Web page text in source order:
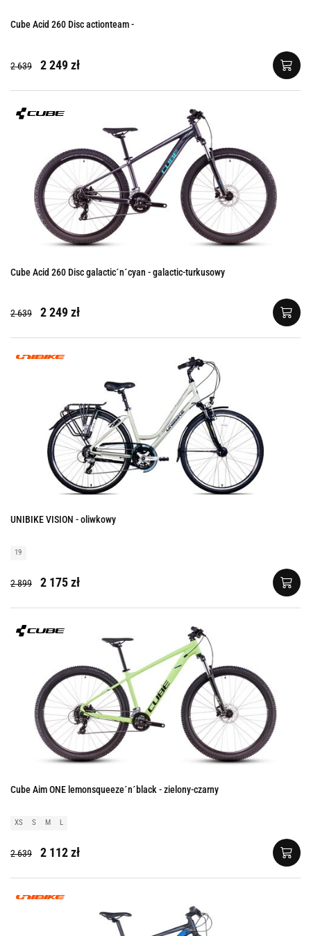
Cube Acid 260 Disc actionteam -
2 639 2 249 zł
Cube Acid 260 Disc galactic´n´cyan - galactic-turkusowy
2 639 2 249 zł
UNIBIKE VISION - oliwkowy
19
2 899 2 175 zł
Cube Aim ONE lemonsqueeze´n´black - zielony-czarny
XS S M L
2 639 2 112 zł